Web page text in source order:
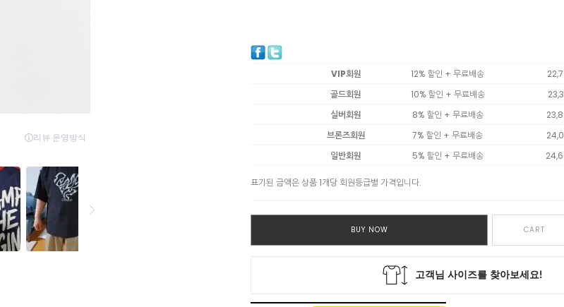
VIP회원 12% 할인 + 무료배송
골드회원
10% 할인 + 무료배송
실버회원
8% 할인 + 무료배송
브론즈회원
7% 할인 + 무료배송
일반회원
5% 할인 + 무료배송
표기된 금액은 상품 1개당 회원등급별 가격입니다.
BUY NOW CART